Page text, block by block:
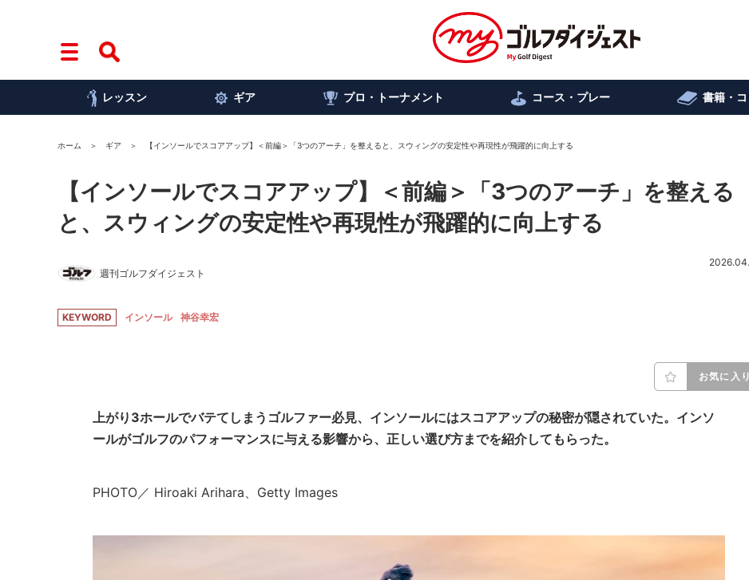
レッスン ギア プロ・トーナメント コース・プレー 書籍・
ホーム ギア 【インソールでスコアアップ】＜前編＞「3つのアーチ」を整えると、スウィングの安定性や再現性が飛躍的に向上する
【インソールでスコアアップ】＜前編＞「3つのアーチ」を整える
と、スウィングの安定性や再現性が飛躍的に向上する
週刊ゴルフダイジェスト
KEYWORD インソール 神谷幸宏
お気に入り
上がり3ホールでバテてしまうゴルファー必見、インソールにはスコアアップの秘密が隠されていた。インソ
ールがゴルフのパフォーマンスに与える影響から、正しい選び方までを紹介してもらった。
PHOTO／ Hiroaki Arihara、Getty Images